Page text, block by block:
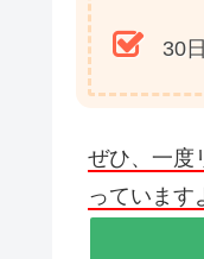
30
ぜひ、一度
っています